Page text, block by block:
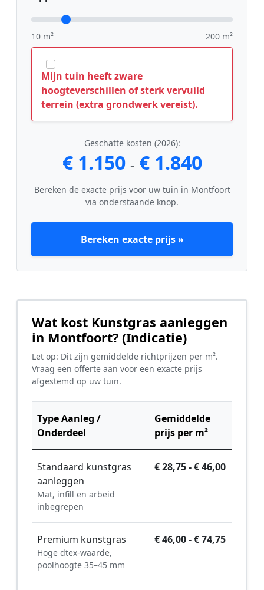
10 m² 200 m²
Mijn tuin heeft zware
hoogteverschillen of sterk vervuild
terrein (extra grondwerk vereist).
Geschatte kosten (2026):
€ 1.150 - € 1.840
Bereken de exacte prijs voor uw tuin in Montfoort
via onderstaande knop.
Bereken exacte prijs »
Wat kost Kunstgras aanleggen
in Montfoort? (Indicatie)
Let op: Dit zijn gemiddelde richtprijzen per m².
Vraag een offerte aan voor een exacte prijs
afgestemd op uw tuin.
Type Aanleg /
Onderdeel
Gemiddelde
prijs per m²
Standaard kunstgras
aanleggen
Mat, infill en arbeid
inbegrepen
€ 28,75 - € 46,00
Premium kunstgras
Hoge dtex-waarde,
poolhoogte 35–45 mm
€ 46,00 - € 74,75